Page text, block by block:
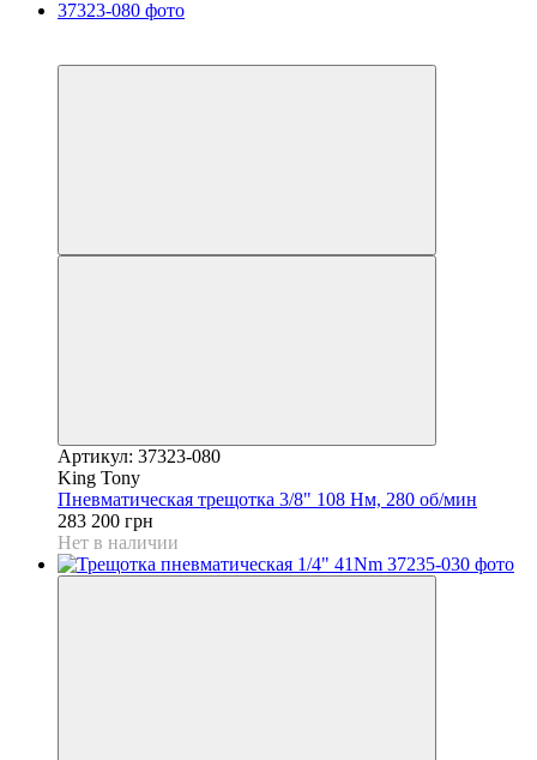
Артикул: 37323-080
King Tony
Пневматическая трещотка 3/8" 108 Нм, 280 об/мин
283 200 грн
Нет в наличии